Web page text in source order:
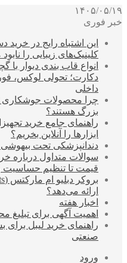
۱۴۰۵/۰۵/۱۹
خبر فوری
این اشتباه رایج در خرید
کلینیک‌های زیبایی را
انواع قاب بندی دیوار
دکارت؛ تحولی لوکس،
داخلی
بزرگ هستند؟
راهنمای جامع خرید
ابزارها را آنلاین بخریم؟
دندانپزشکی تحت
سوالات متداول درباره
قیمت تا تنظیم
ارائه می‌دهد؟
اخبار هفته
اهمیت آگهی برای
راهنمای خرید لیبل
صنعتی
ورود